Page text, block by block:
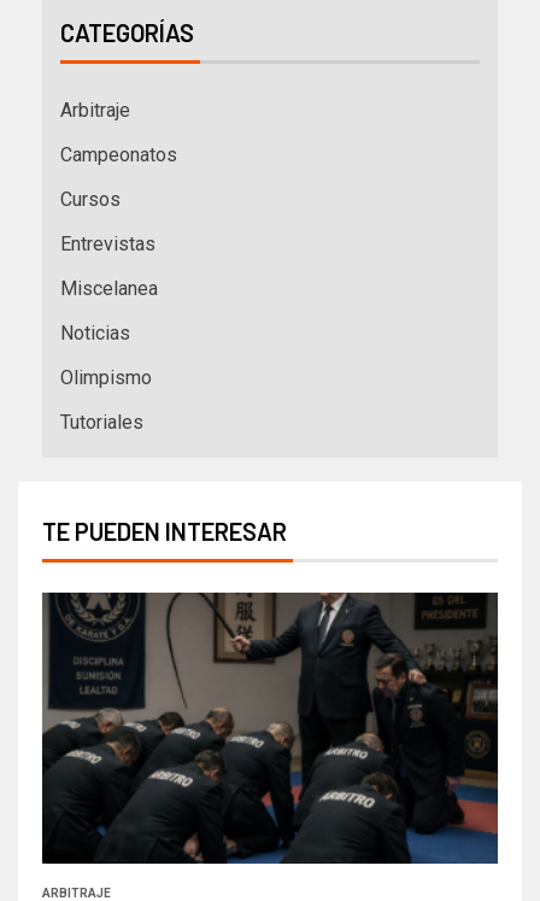
CATEGORÍAS
Arbitraje
Campeonatos
Cursos
Entrevistas
Miscelanea
Noticias
Olimpismo
Tutoriales
TE PUEDEN INTERESAR
ARBITRAJE